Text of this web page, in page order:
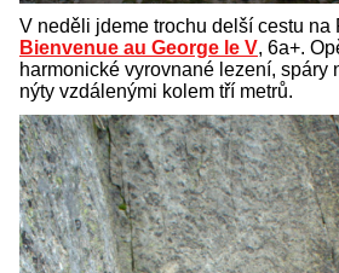
V neděli jdeme trochu delší cestu na
Bienvenue au George le V, 6a+.
harmonické vyrovnané lezení, spáry
nýty vzdálenými kolem tří metrů.